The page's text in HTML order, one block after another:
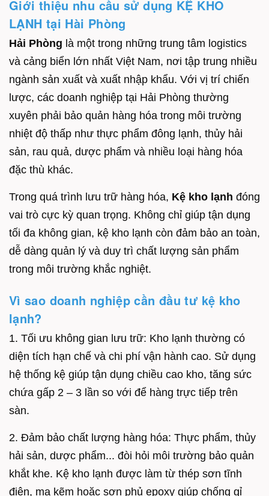
Giới thiệu nhu cầu sử dụng KỆ KHO
LẠNH tại Hài Phòng
Hải Phòng là một trong những trung tâm logistics
và cảng biển lớn nhất Việt Nam, nơi tập trung nhiều
ngành sản xuất và xuất nhập khẩu. Với vị trí chiến
lược, các doanh nghiệp tại Hải Phòng thường
xuyên phải bảo quản hàng hóa trong môi trường
nhiệt độ thấp như thực phẩm đông lạnh, thủy hải
sản, rau quả, dược phẩm và nhiều loại hàng hóa
đặc thù khác.
Trong quá trình lưu trữ hàng hóa, Kệ kho lạnh đóng
vai trò cực kỳ quan trọng. Không chỉ giúp tận dụng
tối đa không gian, kệ kho lạnh còn đảm bảo an toàn,
dễ dàng quản lý và duy trì chất lượng sản phẩm
trong môi trường khắc nghiệt.
Vì sao doanh nghiệp cần đầu tư kệ kho
lạnh?
1. Tối ưu không gian lưu trữ: Kho lạnh thường có
diện tích hạn chế và chi phí vận hành cao. Sử dụng
hệ thống kệ giúp tận dụng chiều cao kho, tăng sức
chứa gấp 2 – 3 lần so với để hàng trực tiếp trên
sàn.
2. Đảm bảo chất lượng hàng hóa: Thực phẩm, thủy
hải sản, dược phẩm... đòi hỏi môi trường bảo quản
khắt khe. Kệ kho lạnh được làm từ thép sơn tĩnh
điện, mạ kẽm hoặc sơn phủ epoxy giúp chống gỉ